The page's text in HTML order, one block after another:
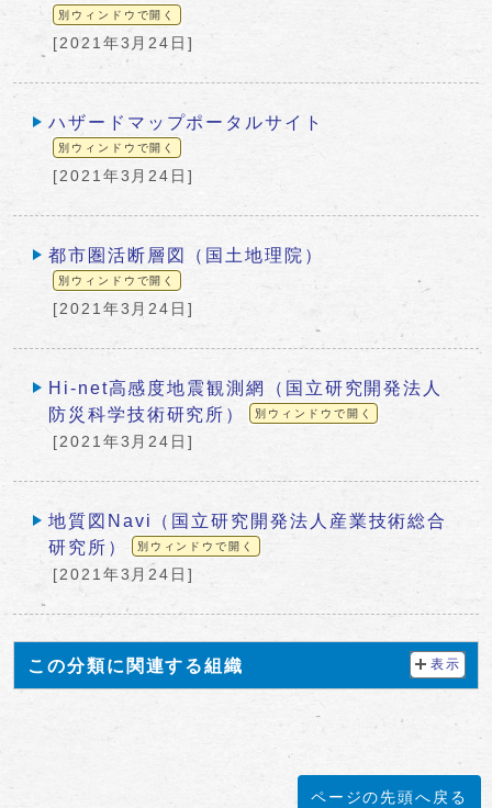
別ウィンドウで開く
[2021年3月24日]
ハザードマップポータルサイト
別ウィンドウで開く
[2021年3月24日]
都市圏活断層図（国土地理院）
別ウィンドウで開く
[2021年3月24日]
Hi-net高感度地震観測網（国立研究開発法人
防災科学技術研究所）
別ウィンドウで開く
[2021年3月24日]
地質図Navi（国立研究開発法人産業技術総合
研究所）
別ウィンドウで開く
[2021年3月24日]
この分類に関連する組織 表示
ページの先頭へ戻る